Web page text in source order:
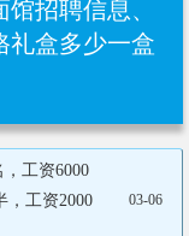
招聘信息、
礼盒多少一盒
工资6000
，工资2000
03-06